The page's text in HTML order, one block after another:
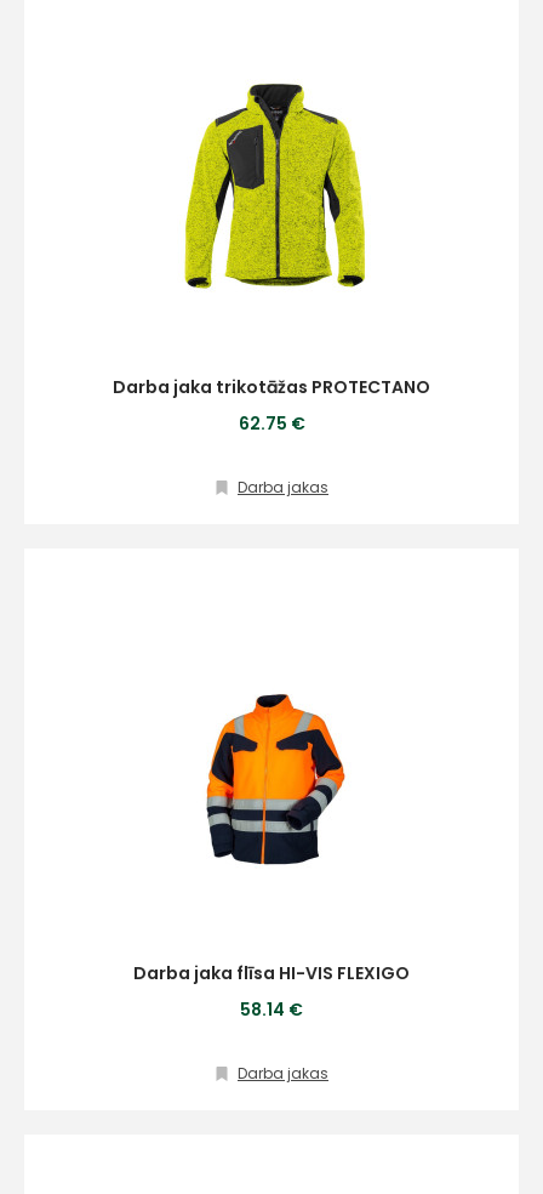
Darba jaka trikotāžas PROTECTANO
62.75 €
Darba jakas
Darba jaka flīsa HI-VIS FLEXIGO
58.14 €
Darba jakas